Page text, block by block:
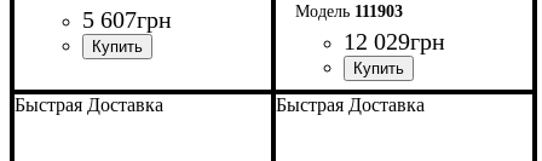
5 607грн 111903
12 029грн
Быстрая Доставка Быстрая Доставка